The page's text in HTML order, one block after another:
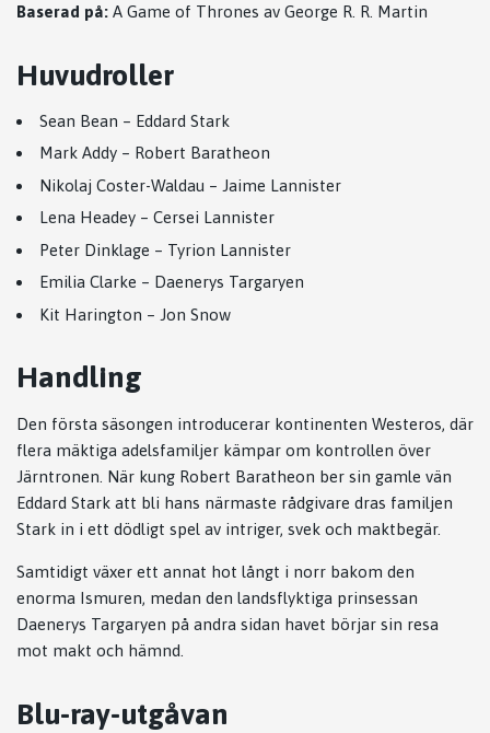
Baserad på: A Game of Thrones av George R. R. Martin
Huvudroller
Sean Bean – Eddard Stark
Mark Addy – Robert Baratheon
Nikolaj Coster-Waldau – Jaime Lannister
Lena Headey – Cersei Lannister
Peter Dinklage – Tyrion Lannister
Emilia Clarke – Daenerys Targaryen
Kit Harington – Jon Snow
Handling
Den första säsongen introducerar kontinenten Westeros, där
flera mäktiga adelsfamiljer kämpar om kontrollen över
Järntronen. När kung Robert Baratheon ber sin gamle vän
Eddard Stark att bli hans närmaste rådgivare dras familjen
Stark in i ett dödligt spel av intriger, svek och maktbegär.
Samtidigt växer ett annat hot långt i norr bakom den
enorma Ismuren, medan den landsflyktiga prinsessan
Daenerys Targaryen på andra sidan havet börjar sin resa
mot makt och hämnd.
Blu-ray-utgåvan